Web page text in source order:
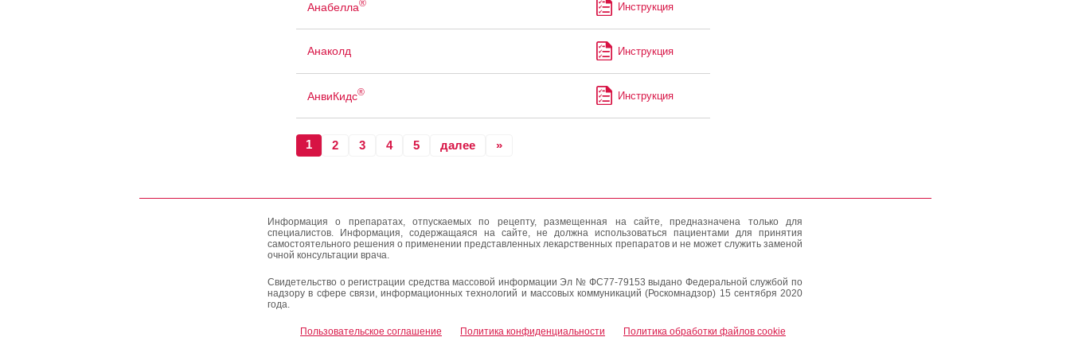
Анабелла® Инструкция
Анаколд Инструкция
АнвиКидс® Инструкция
1 2 3 4 5 далее »
Информация о препаратах, отпускаемых по рецепту, размещенная на сайте, предназначена только для
специалистов. Информация, содержащаяся на сайте, не должна использоваться пациентами для принятия
самостоятельного решения о применении представленных лекарственных препаратов и не может служить заменой
очной консультации врача.
Свидетельство о регистрации средства массовой информации Эл № ФС77-79153 выдано Федеральной службой по
надзору в сфере связи, информационных технологий и массовых коммуникаций (Роскомнадзор) 15 сентября 2020
года.
Пользовательское соглашение Политика конфиденциальности Политика обработки файлов cookie